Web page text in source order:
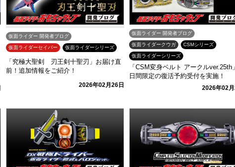
仮面ライダー 開発者ブログ
仮面ライダーセイバー 仮面ライダーシリーズ
「究極大聖剣 刃王剣十聖刃」お届け直
前！追加情報をご紹介！
2026年02月26日
仮面ライダー 開発者ブログ
仮面ライダークウガ CSMシリーズ
仮面ライダーシリーズ
「CSM変身ベルト アークルver.25th
日間限定の復活予約受付を実施！
2026年02月